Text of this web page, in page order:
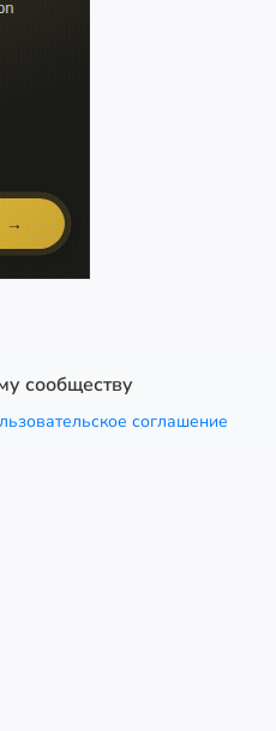
сообществу
соглашение